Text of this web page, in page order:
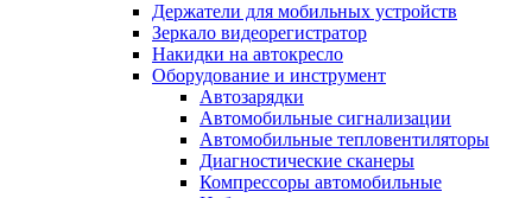
Держатели для мобильных устройств
Зеркало видеорегистратор
Накидки на автокресло
Оборудование и инструмент
Автозарядки
Автомобильные сигнализации
Автомобильные тепловентиляторы
Диагностические сканеры
Компрессоры автомобильные